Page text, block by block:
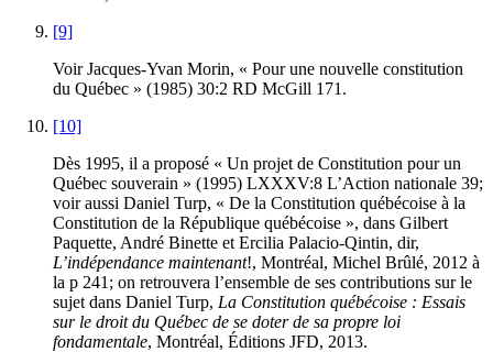
[9]
Voir Jacques-Yvan Morin, « Pour une nouvelle constitution
du Québec » (1985) 30:2 RD McGill 171.
[10]
Dès 1995, il a proposé « Un projet de Constitution pour un
Québec souverain » (1995) LXXXV:8 L’Action nationale 39;
voir aussi Daniel Turp, « De la Constitution québécoise à la
Constitution de la République québécoise », dans Gilbert
Paquette, André Binette et Ercilia Palacio-Qintin, dir,
L’indépendance maintenant!, Montréal, Michel Brûlé, 2012 à
la p 241; on retrouvera l’ensemble de ses contributions sur le
sujet dans Daniel Turp, La Constitution québécoise : Essais
sur le droit du Québec de se doter de sa propre loi
fondamentale, Montréal, Éditions JFD, 2013.